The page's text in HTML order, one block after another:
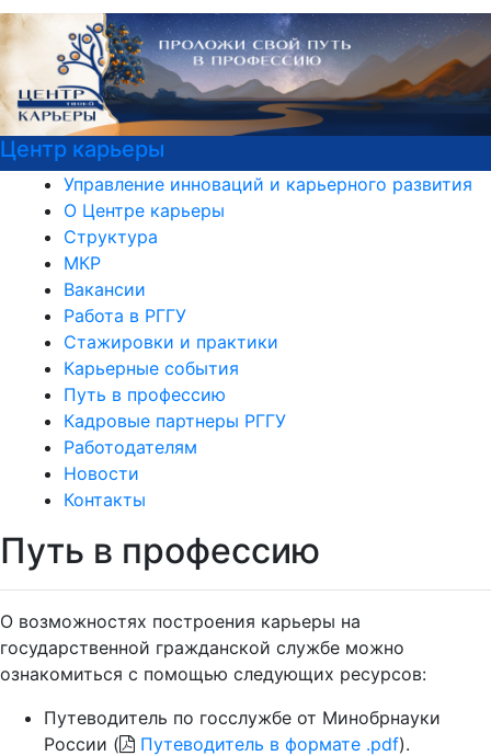
Центр карьеры
Управление инноваций и карьерного развития
О Центре карьеры
Структура
МКР
Вакансии
Работа в РГГУ
Стажировки и практики
Карьерные события
Путь в профессию
Кадровые партнеры РГГУ
Работодателям
Новости
Контакты
Путь в профессию
О возможностях построения карьеры на
государственной гражданской службе можно
ознакомиться с помощью следующих ресурсов:
Путеводитель по госслужбе от Минобрнауки
России (
Путеводитель в формате .pdf).